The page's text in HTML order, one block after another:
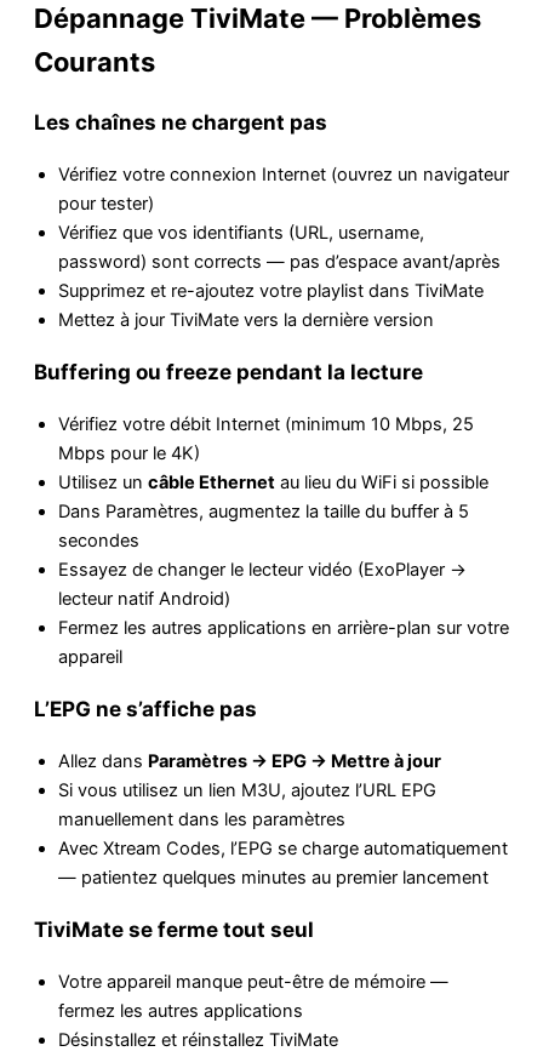
Dépannage TiviMate — Problèmes
Courants
Les chaînes ne chargent pas
Vérifiez votre connexion Internet (ouvrez un navigateur
pour tester)
Vérifiez que vos identifiants (URL, username,
password) sont corrects — pas d’espace avant/après
Supprimez et re-ajoutez votre playlist dans TiviMate
Mettez à jour TiviMate vers la dernière version
Buffering ou freeze pendant la lecture
Vérifiez votre débit Internet (minimum 10 Mbps, 25
Mbps pour le 4K)
Utilisez un câble Ethernet au lieu du WiFi si possible
Dans Paramètres, augmentez la taille du buffer à 5
secondes
Essayez de changer le lecteur vidéo (ExoPlayer →
lecteur natif Android)
Fermez les autres applications en arrière-plan sur votre
appareil
L’EPG ne s’affiche pas
Allez dans Paramètres → EPG → Mettre à jour
Si vous utilisez un lien M3U, ajoutez l’URL EPG
manuellement dans les paramètres
Avec Xtream Codes, l’EPG se charge automatiquement
— patientez quelques minutes au premier lancement
TiviMate se ferme tout seul
Votre appareil manque peut-être de mémoire —
fermez les autres applications
Désinstallez et réinstallez TiviMate